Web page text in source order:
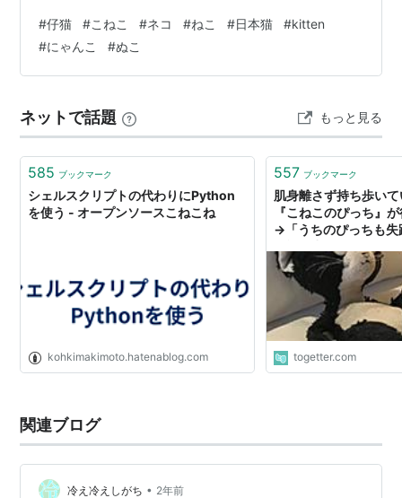
#仔猫 #こねこ #ネコ #ねこ #日本猫 #kitten
#にゃんこ #ぬこ
ネットで話題 もっと見る
585 ブックマーク
シェルスクリプトの代わりにPython
を使う - オープンソースこねこね
kohkimakimoto.hatenablog.com
557 ブックマーク
肌身離さず持ち歩い
『こねこのぴっち』
→「うちのぴっちも失
さかの展開が！
togetter.com
関連ブログ
冷え冷えしがち • 2年前